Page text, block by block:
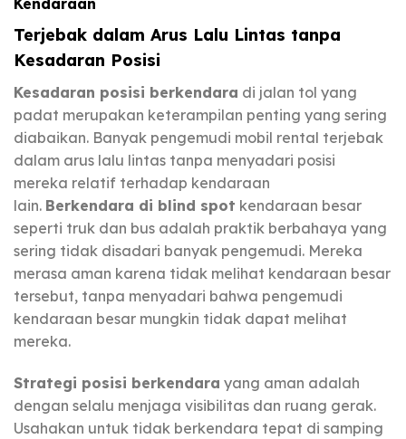
Kendaraan
Terjebak dalam Arus Lalu Lintas tanpa
Kesadaran Posisi
Kesadaran posisi berkendara di jalan tol yang
padat merupakan keterampilan penting yang sering
diabaikan. Banyak pengemudi mobil rental terjebak
dalam arus lalu lintas tanpa menyadari posisi
mereka relatif terhadap kendaraan
lain. Berkendara di blind spot kendaraan besar
seperti truk dan bus adalah praktik berbahaya yang
sering tidak disadari banyak pengemudi. Mereka
merasa aman karena tidak melihat kendaraan besar
tersebut, tanpa menyadari bahwa pengemudi
kendaraan besar mungkin tidak dapat melihat
mereka.
Strategi posisi berkendara yang aman adalah
dengan selalu menjaga visibilitas dan ruang gerak.
Usahakan untuk tidak berkendara tepat di samping